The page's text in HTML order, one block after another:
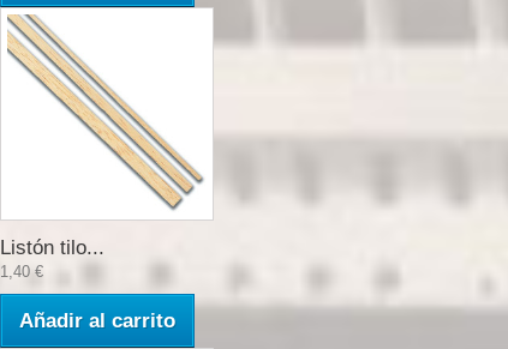
Listón tilo...
1,40 €
Añadir al carrito